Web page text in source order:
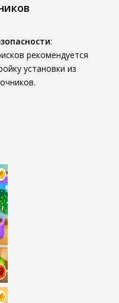
:
рекомендуется
установки из